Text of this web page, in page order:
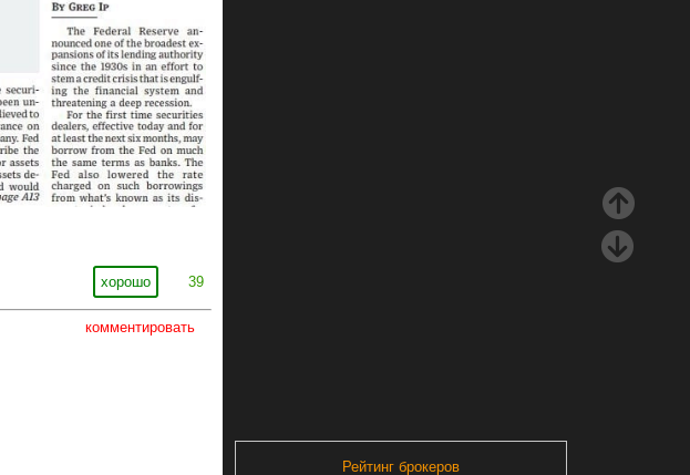
хорошо 39
комментировать
Рейтинг брокеров